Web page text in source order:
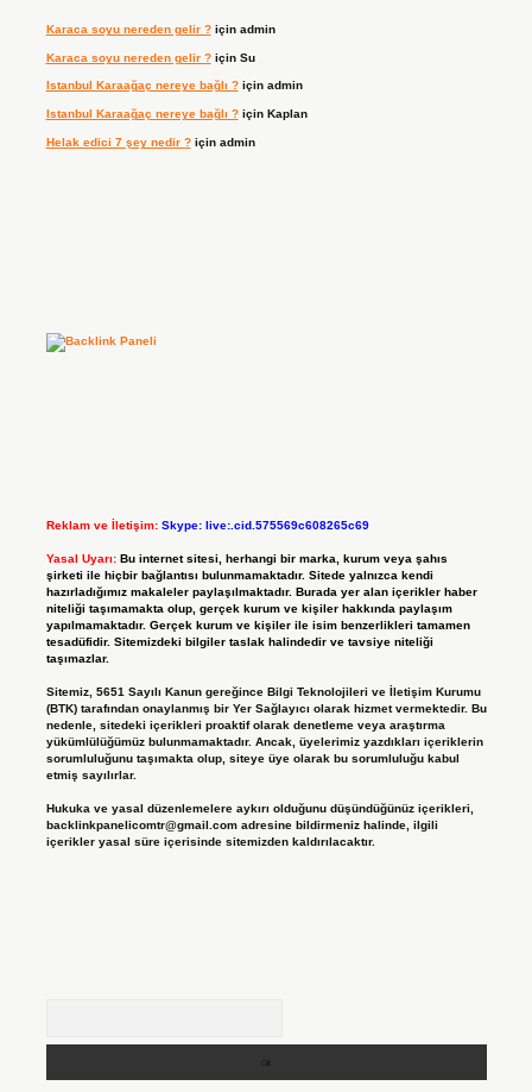
Karaca soyu nereden gelir ?için admin
Karaca soyu nereden gelir ?için Su
Istanbul Karaağaç nereye bağlı ?için admin
Istanbul Karaağaç nereye bağlı ?için Kaplan
Helak edici 7 şey nedir ?için admin
Reklam ve İletişim: Skype: live:.cid.575569c608265c69
Yasal Uyarı: Bu internet sitesi, herhangi bir marka, kurum veya şahıs
şirketi ile hiçbir bağlantısı bulunmamaktadır. Sitede yalnızca kendi
hazırladığımız makaleler paylaşılmaktadır. Burada yer alan içerikler haber
niteliği taşımamakta olup, gerçek kurum ve kişiler hakkında paylaşım
yapılmamaktadır. Gerçek kurum ve kişiler ile isim benzerlikleri tamamen
tesadüfidir. Sitemizdeki bilgiler taslak halindedir ve tavsiye niteliği
taşımazlar.
Sitemiz, 5651 Sayılı Kanun gereğince Bilgi Teknolojileri ve İletişim Kurumu
(BTK) tarafından onaylanmış bir Yer Sağlayıcı olarak hizmet vermektedir. Bu
nedenle, sitedeki içerikleri proaktif olarak denetleme veya araştırma
yükümlülüğümüz bulunmamaktadır. Ancak, üyelerimiz yazdıkları içeriklerin
sorumluluğunu taşımakta olup, siteye üye olarak bu sorumluluğu kabul
etmiş sayılırlar.
Hukuka ve yasal düzenlemelere aykırı olduğunu düşündüğünüz içerikleri,
backlinkpanelicomtr@gmail.comadresine bildirmeniz halinde, ilgili
içerikler yasal süre içerisinde sitemizden kaldırılacaktır.